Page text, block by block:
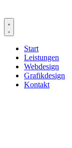
Start
Leistungen
Webdesign
Grafikdesign
Kontakt